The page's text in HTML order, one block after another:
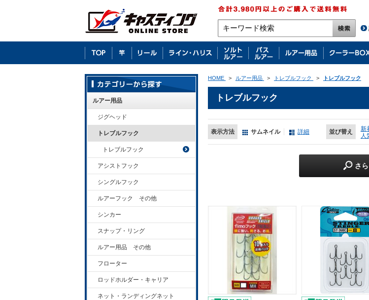
HOME > ルアー用品 > トレブルフック > トレブルフック
トレブルフック
表示方法 サムネイル 詳細 並び替え 新
人
さ
ルアー用品
ジグヘッド
トレブルフック
トレブルフック
アシストフック
シングルフック
ルアーフック その他
シンカー
スナップ・リング
ルアー用品 その他
フローター
ロッドホルダー・キャリア
ネット・ランディングネット